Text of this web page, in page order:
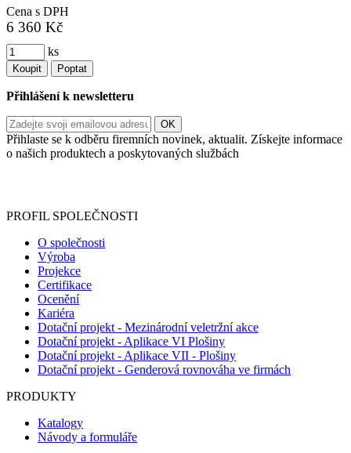
Cena s DPH
6 360 Kč
ks
Koupit Poptat
Přihlášení k newsletteru
Přihlaste se k odběru firemních novinek, aktualit. Získejte informace
o našich produktech a poskytovaných službách
PROFIL SPOLEČNOSTI
O společnosti
Výroba
Projekce
Certifikace
Ocenění
Kariéra
Dotační projekt - Mezinárodní veletržní akce
Dotační projekt - Aplikace VI Plošiny
Dotační projekt - Aplikace VII - Plošiny
Dotační projekt - Genderová rovnováha ve firmách
PRODUKTY
Katalogy
Návody a formuláře